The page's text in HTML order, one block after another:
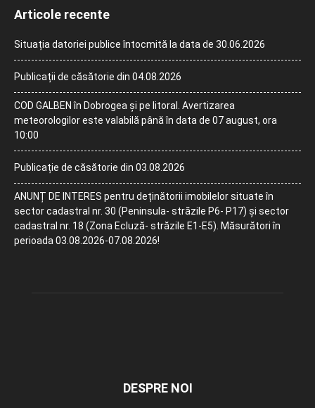
Articole recente
Situația datoriei publice întocmită la data de 30.06.2026
Publicații de căsătorie din 04.08.2026
COD GALBEN în Dobrogea și pe litoral. Avertizarea
meteorologilor este valabilă până în data de 07 august, ora
10:00
Publicație de căsătorie din 03.08.2026
ANUNȚ DE INTERES pentru deținătorii imobilelor situate în
sector cadastral nr. 30 (Peninsula- străzile P6- P17) și sector
cadastral nr. 18 (Zona Ecluză- străzile E1-E5). Măsurători în
perioada 03.08.2026-07.08.2026!
DESPRE NOI